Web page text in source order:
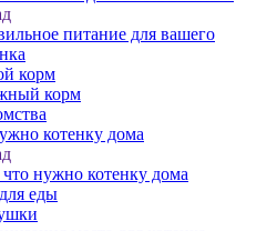
питание для вашего
корм
корм
котенку дома
нужно котенку дома
еды